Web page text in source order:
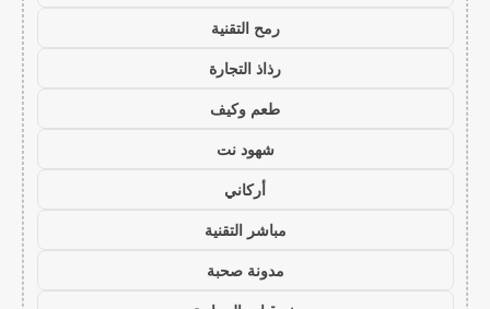
رمح التقنية
رذاذ التجارة
طعم وكيف
شهود نت
أركاني
مباشر التقنية
مدونة صحبة